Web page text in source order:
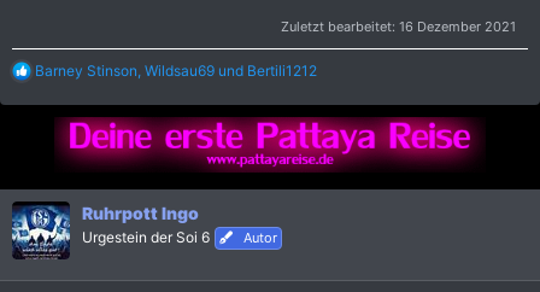
Zuletzt bearbeitet: 16 Dezember 2021
R
a
o
n
e
n
:
Barney Stinson, Wildsau69 und Bertili1212
Ruhrpott Ingo
Urgestein der Soi 6 Autor